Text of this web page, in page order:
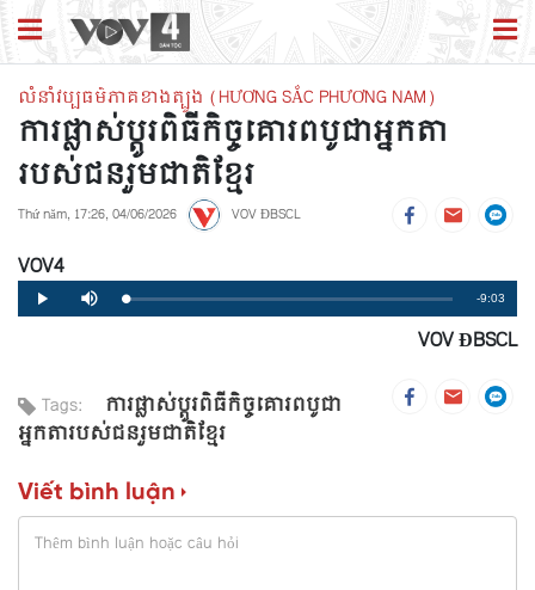
លំនាំវប្បធម៌ភាគខាងត្បូង (HƯƠNG SẮC PHƯƠNG NAM)
ការផ្លាស់ប្ដូរពិធីកិច្ចគោរពបូជាអ្នកតា
របស់ជនរួមជាតិខ្មែរ
Thứ năm, 17:26, 04/06/2026 VOV ĐBSCL
VOV4
Play Mute Loaded:
0%
Progress:
0%
Remaining
Time
-9:03
VOV ĐBSCL
Tags:
ការផ្លាស់ប្ដូរពិធីកិច្ចគោរពបូជា
អ្នកតារបស់ជនរួមជាតិខ្មែរ
Viết bình luận